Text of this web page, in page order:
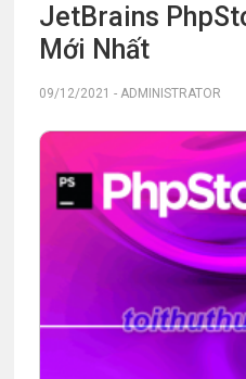
JetBrains
Mới Nhất
09/12/2021 - ADMINISTRATOR